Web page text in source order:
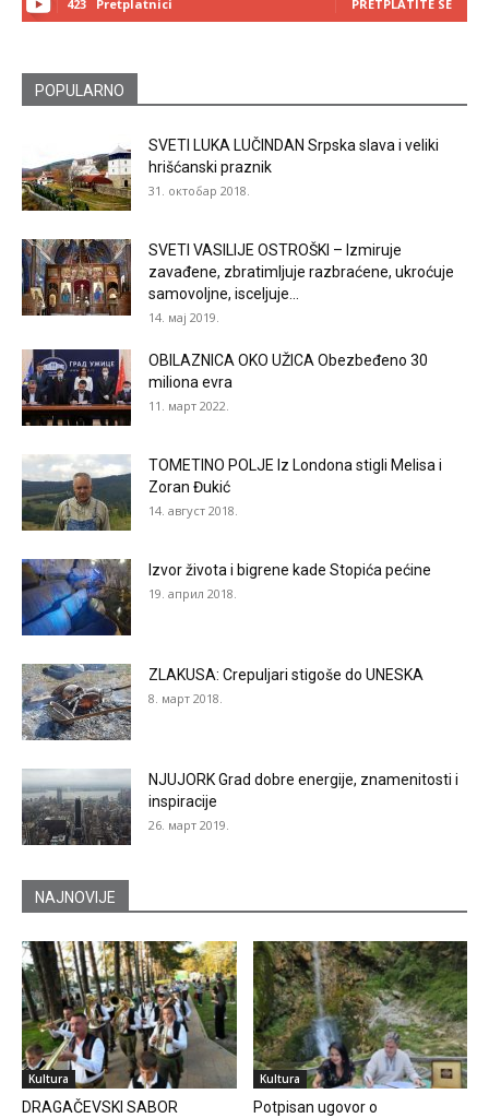
423 Pretplatnici PRETPLATITE SE
POPULARNO
SVETI LUKA LUČINDAN Srpska slava i veliki
hrišćanski praznik
31. октобар 2018.
SVETI VASILIJE OSTROŠKI – Izmiruje
zavađene, zbratimljuje razbraćene, ukroćuje
samovoljne, isceljuje...
14. мај 2019.
OBILAZNICA OKO UŽICA Obezbeđeno 30
miliona evra
11. март 2022.
TOMETINO POLJE Iz Londona stigli Melisa i
Zoran Đukić
14. август 2018.
Izvor života i bigrene kade Stopića pećine
19. април 2018.
ZLAKUSA: Crepuljari stigoše do UNESKA
8. март 2018.
NJUJORK Grad dobre energije, znamenitosti i
inspiracije
26. март 2019.
NAJNOVIJE
Kultura
DRAGAČEVSKI SABOR
Kultura
Potpisan ugovor o